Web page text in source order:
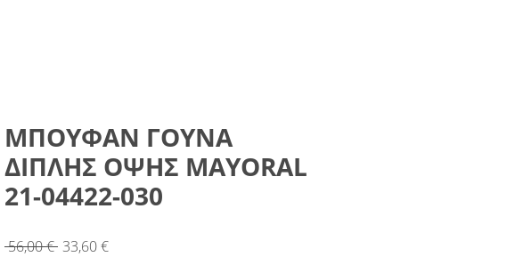
ΜΠΟΥΦΑΝ ΓΟΥΝΑ
ΔΙΠΛΗΣ ΟΨΗΣ MAYORAL
21-04422-030
56,00 € Κανονική
33,60 €Τιμή